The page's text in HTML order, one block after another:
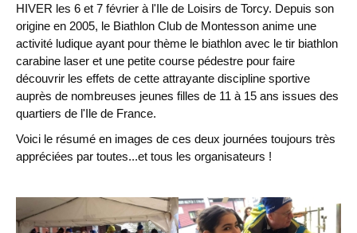
HIVER les 6 et 7 février à l'Ile de Loisirs de Torcy. Depuis son
origine en 2005, le Biathlon Club de Montesson anime une
activité ludique ayant pour thème le biathlon avec le tir biathlon
carabine laser et une petite course pédestre pour faire
découvrir les effets de cette attrayante discipline sportive
auprès de nombreuses jeunes filles de 11 à 15 ans issues des
quartiers de l'Ile de France.
Voici le résumé en images de ces deux journées toujours très
appréciées par toutes...et tous les organisateurs !